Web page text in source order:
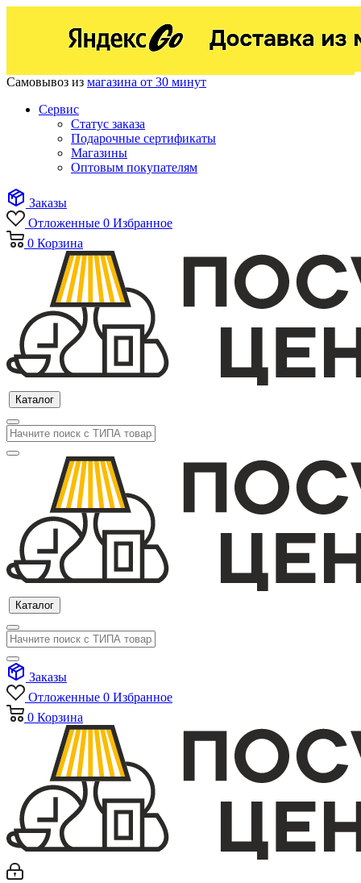
Самовывоз из магазина от 30 минут
Сервис
Статус заказа
Подарочные сертификаты
Магазины
Оптовым покупателям
Заказы
Отложенные 0 Избранное
0 Корзина
Каталог
Каталог
Заказы
Отложенные 0 Избранное
0 Корзина